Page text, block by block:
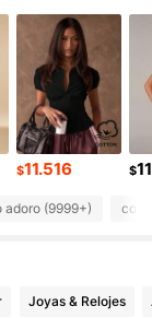
$11.516 $
adoro (9999+)
Joyas & Relojes